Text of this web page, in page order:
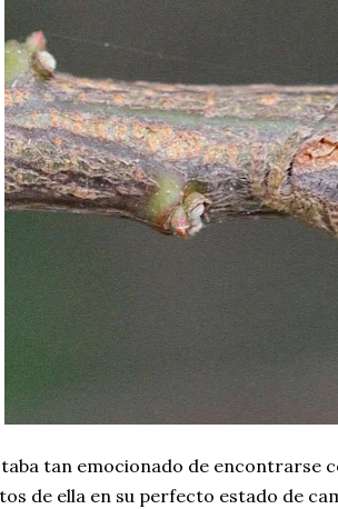
tan emocionado de encontrarse
de ella en su perfecto estado de